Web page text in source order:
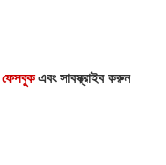
ফেসবুকএবং সাবস্ক্রাইব করুন